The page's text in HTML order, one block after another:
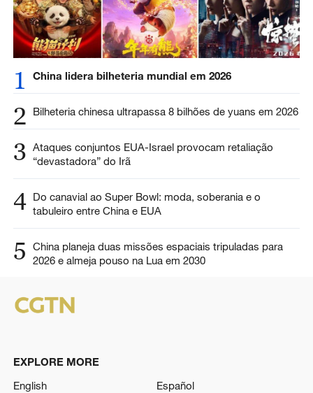
1 China lidera bilheteria mundial em 2026
2 Bilheteria chinesa ultrapassa 8 bilhões de yuans em 2026
3 Ataques conjuntos EUA-Israel provocam retaliação
“devastadora” do Irã
4 Do canavial ao Super Bowl: moda, soberania e o
tabuleiro entre China e EUA
5
China planeja duas missões espaciais tripuladas para
2026 e almeja pouso na Lua em 2030
EXPLORE MORE
English
Español